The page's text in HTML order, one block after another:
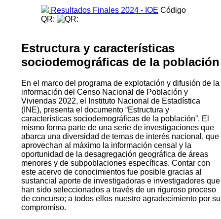
Resultados Finales 2024 - IOE Código
QR:
Estructura y características
sociodemográficas de la población
En el marco del programa de explotación y difusión de la
información del Censo Nacional de Población y
Viviendas 2022, el Instituto Nacional de Estadística
(INE), presenta el documento “Estructura y
características sociodemográficas de la población”. El
mismo forma parte de una serie de investigaciones que
abarca una diversidad de temas de interés nacional, que
aprovechan al máximo la información censal y la
oportunidad de la desagregación geográfica de áreas
menores y de subpoblaciones específicas. Contar con
este acervo de conocimientos fue posible gracias al
sustancial aporte de investigadoras e investigadores que
han sido seleccionados a través de un riguroso proceso
de concurso; a todos ellos nuestro agradecimiento por su
compromiso.